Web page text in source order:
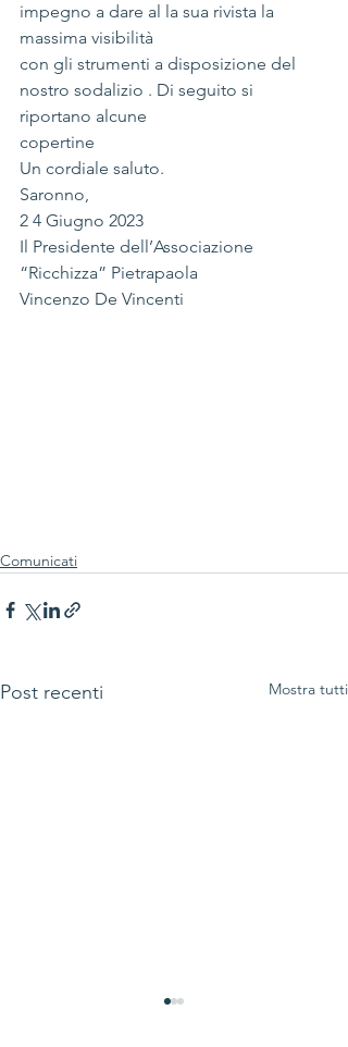
impegno a dare al la sua rivista la
massima visibilità
con gli strumenti a disposizione del
nostro sodalizio . Di seguito si
riportano alcune
copertine
Un cordiale saluto.
Saronno,
2 4 Giugno 2023
Il Presidente dell’Associazione
“Ricchizza” Pietrapaola
Vincenzo De Vincenti
Comunicati
Post recenti Mostra tutti